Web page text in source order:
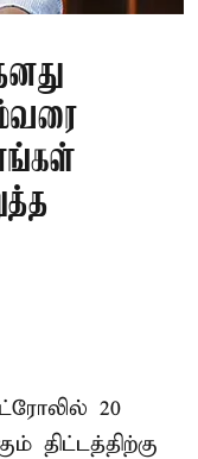
20
திட்டத்திற்கு